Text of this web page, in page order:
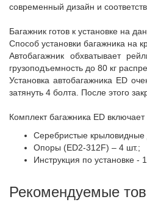
современный дизайн и
Багажник готов к установке на
Способ установки багажника на
Автобагажник обхватывает
грузоподъемность до 80 кг
Установка автобагажника ED
затянуть 4 болта. После этого
Комплект багажника ED включает
Серебристые крыловидные
Опоры (ED2-312F) – 4 шт.;
Инструкция по установке -
Рекомендуемые